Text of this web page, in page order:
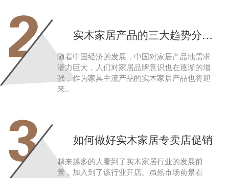
2 实木家居产品的三大趋势分析其需求潜力大
随着中国经济的发展，中国对家居产品地需求
潜力巨大，人们对家居品牌意识也在逐渐的增
强，作为家具主流产品的实木家居产品也将迎
来..
3 如何做好实木家居专卖店促销
越来越多的人看到了实木家居行业的发展前
景，加入到了该行业开店。虽然市场前景看